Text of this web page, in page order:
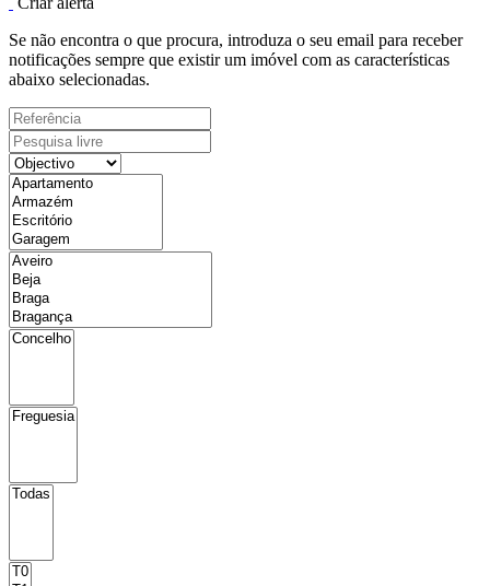
Se não encontra o que procura, introduza o seu email para receber
notificações sempre que existir um imóvel com as características
abaixo selecionadas.